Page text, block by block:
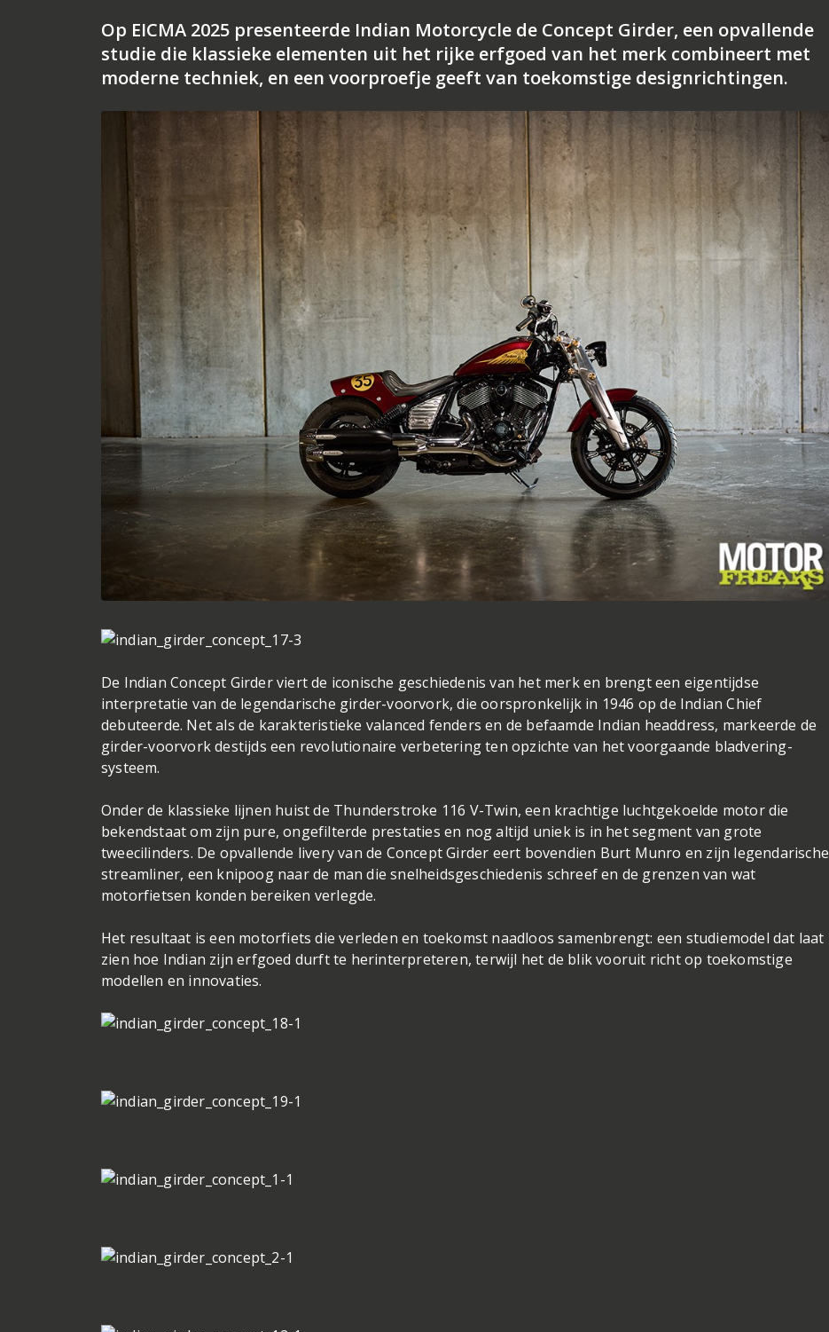
Op EICMA 2025 presenteerde Indian Motorcycle de Concept Girder, een opvallende
studie die klassieke elementen uit het rijke erfgoed van het merk combineert met
moderne techniek, en een voorproefje geeft van toekomstige designrichtingen.
De Indian Concept Girder viert de iconische geschiedenis van het merk en brengt een eigentijdse
interpretatie van de legendarische girder-voorvork, die oorspronkelijk in 1946 op de Indian Chief
debuteerde. Net als de karakteristieke valanced fenders en de befaamde Indian headdress, markeerde de
girder-voorvork destijds een revolutionaire verbetering ten opzichte van het voorgaande bladvering-
systeem.
Onder de klassieke lijnen huist de Thunderstroke 116 V-Twin, een krachtige luchtgekoelde motor die
bekendstaat om zijn pure, ongefilterde prestaties en nog altijd uniek is in het segment van grote
tweecilinders. De opvallende livery van de Concept Girder eert bovendien Burt Munro en zijn legendarische
streamliner, een knipoog naar de man die snelheidsgeschiedenis schreef en de grenzen van wat
motorfietsen konden bereiken verlegde.
Het resultaat is een motorfiets die verleden en toekomst naadloos samenbrengt: een studiemodel dat laat
zien hoe Indian zijn erfgoed durft te herinterpreteren, terwijl het de blik vooruit richt op toekomstige
modellen en innovaties.